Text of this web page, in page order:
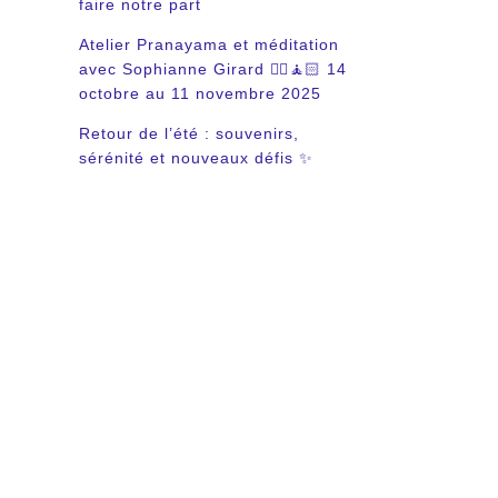
faire notre part
Atelier Pranayama et méditation
avec Sophianne Girard 🧘‍♀️🧘🏻 14
octobre au 11 novembre 2025
Retour de l’été : souvenirs,
sérénité et nouveaux défis ✨